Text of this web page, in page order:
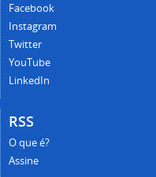
Facebook
Instagram
Twitter
YouTube
LinkedIn
RSS
O que é?
Assine